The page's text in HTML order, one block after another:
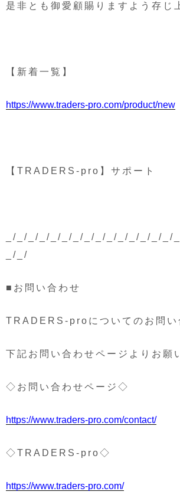
是非とも御愛顧賜りますよう存じ
【新着一覧】
https://www.traders-pro.com/product/new
【TRADERS-pro】サポート
_/_/_/_/_/_/_/_/_/_/_/_/_/_/_/
_/_/
■お問い合わせ
TRADERS-proについてのお問い
下記お問い合わせページよりお願
◇お問い合わせページ◇
https://www.traders-pro.com/contact/
◇TRADERS-pro◇
https://www.traders-pro.com/